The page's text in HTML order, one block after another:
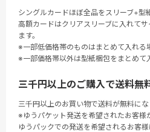
シングルカードほぼ全品をスリーブ+型
高額カードはクリアスリーブに入れて
ます。
※一部低価格帯のものはまとめて入れる
※一部価格帯以外は型紙梱包をまとめて
三千円以上のご購入で送料無
三千円以上のお買い物で送料が無料にな
※ゆうパケット発送を希望されたお客様
ゆうパックでの発送を希望されるお客